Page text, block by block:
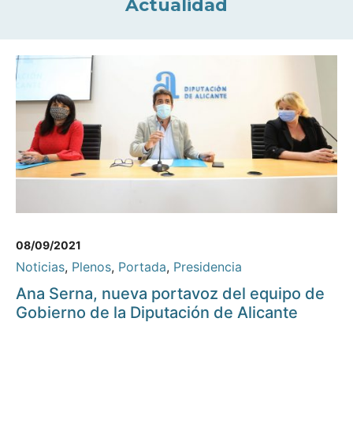
Actualidad
08/09/2021
Noticias, Plenos, Portada, Presidencia
Ana Serna, nueva portavoz del equipo de
Gobierno de la Diputación de Alicante